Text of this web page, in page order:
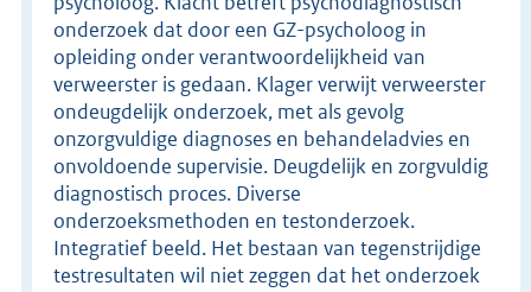
onderzoek dat door een GZ-psycholoog in
opleiding onder verantwoordelijkheid van
verweerster is gedaan. Klager verwijt verweerster
ondeugdelijk onderzoek, met als gevolg
onzorgvuldige diagnoses en behandeladvies en
onvoldoende supervisie. Deugdelijk en zorgvuldig
diagnostisch proces. Diverse
onderzoeksmethoden en testonderzoek.
Integratief beeld. Het bestaan van tegenstrijdige
testresultaten wil niet zeggen dat het onderzoek